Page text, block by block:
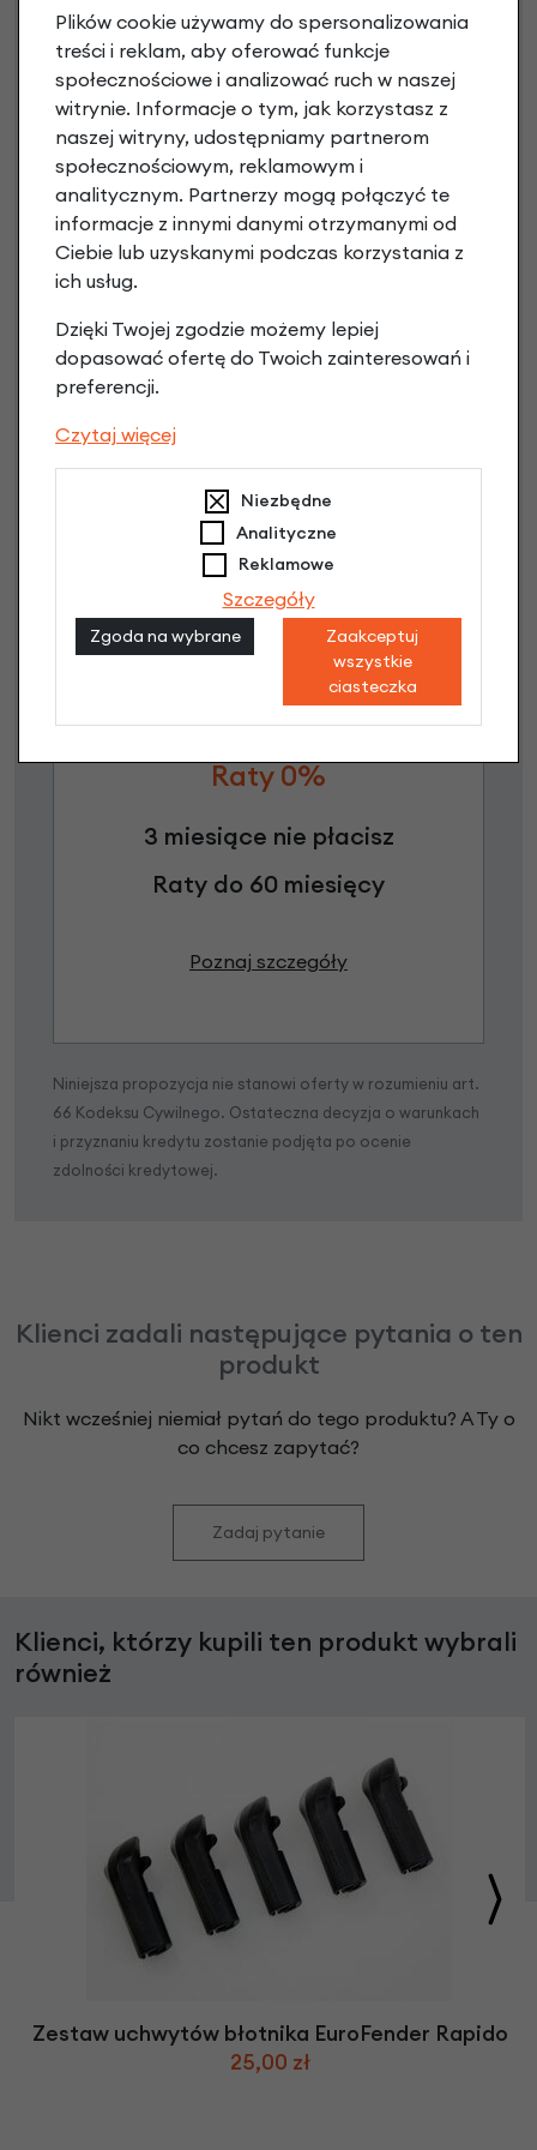
3 miesiące nie płacisz
Raty do 60 miesięcy
Poznaj szczegóły
Raty 0%
3 miesiące nie płacisz
Raty do 60 miesięcy
Poznaj szczegóły
Niniejsza propozycja nie stanowi oferty w rozumieniu art.
66 Kodeksu Cywilnego. Ostateczna decyzja o warunkach
i przyznaniu kredytu zostanie podjęta po ocenie
zdolności kredytowej.
Klienci zadali następujące pytania o ten
produkt
Nikt wcześniej niemiał pytań do tego produktu? A Ty o
co chcesz zapytać?
Zadaj pytanie
Klienci, którzy kupili ten produkt wybrali
również
Zestaw uchwytów błotnika EuroFender Rapido
25,00 zł
Plików cookie używamy do spersonalizowania
treści i reklam, aby oferować funkcje
społecznościowe i analizować ruch w naszej
witrynie. Informacje o tym, jak korzystasz z
naszej witryny, udostępniamy partnerom
społecznościowym, reklamowym i
analitycznym. Partnerzy mogą połączyć te
informacje z innymi danymi otrzymanymi od
Ciebie lub uzyskanymi podczas korzystania z
ich usług.
Dzięki Twojej zgodzie możemy lepiej
dopasować ofertę do Twoich zainteresowań i
preferencji.
Czytaj więcej
Niezbędne
Analityczne
Reklamowe
Szczegóły
Zgoda na wybrane
Zaakceptuj
wszystkie
ciasteczka